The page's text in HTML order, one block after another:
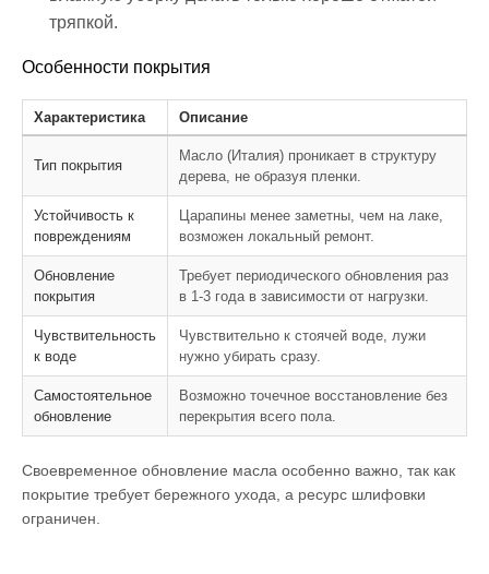
тряпкой.
Особенности покрытия
Характеристика Описание
Тип покрытия
Масло (Италия) проникает в структуру
дерева, не образуя пленки.
Устойчивость к
повреждениям
Царапины менее заметны, чем на лаке,
возможен локальный ремонт.
Обновление
покрытия
Требует периодического обновления раз
в 1-3 года в зависимости от нагрузки.
Чувствительность
к воде
Чувствительно к стоячей воде, лужи
нужно убирать сразу.
Самостоятельное
обновление
Возможно точечное восстановление без
перекрытия всего пола.
Своевременное обновление масла особенно важно, так как
покрытие требует бережного ухода, а ресурс шлифовки
ограничен.